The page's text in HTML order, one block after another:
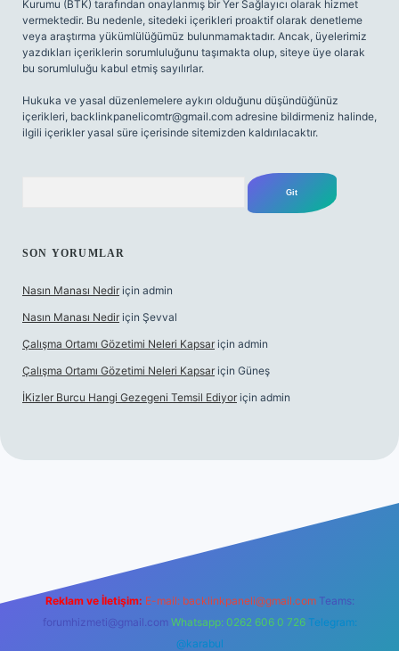
Kurumu (BTK) tarafından onaylanmış bir Yer Sağlayıcı olarak hizmet
vermektedir. Bu nedenle, sitedeki içerikleri proaktif olarak denetleme
veya araştırma yükümlülüğümüz bulunmamaktadır. Ancak, üyelerimiz
yazdıkları içeriklerin sorumluluğunu taşımakta olup, siteye üye olarak
bu sorumluluğu kabul etmiş sayılırlar.
Hukuka ve yasal düzenlemelere aykırı olduğunu düşündüğünüz
içerikleri, backlinkpanelicomtr@gmail.com adresine bildirmeniz halinde,
ilgili içerikler yasal süre içerisinde sitemizden kaldırılacaktır.
SON YORUMLAR
Nasın Manası Nedir için admin
Nasın Manası Nedir için Şevval
Çalışma Ortamı Gözetimi Neleri Kapsar için admin
Çalışma Ortamı Gözetimi Neleri Kapsar için Güneş
İKizler Burcu Hangi Gezegeni Temsil Ediyor için admin
Reklam ve İletişim: E-mail: backlinkpaneli@gmail.com Teams:
forumhizmeti@gmail.com Whatsapp: 0262 606 0 726 Telegram:
@karabul